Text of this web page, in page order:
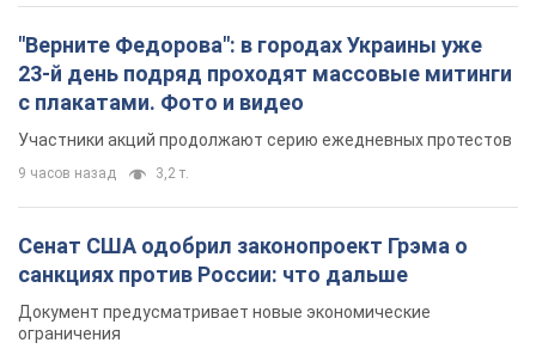
"Верните Федорова": в городах Украины уже
23-й день подряд проходят массовые митинги
с плакатами. Фото и видео
Участники акций продолжают серию ежедневных протестов
9 часов назад 3,2 т.
Сенат США одобрил законопроект Грэма о
санкциях против России: что дальше
Документ предусматривает новые экономические
ограничения